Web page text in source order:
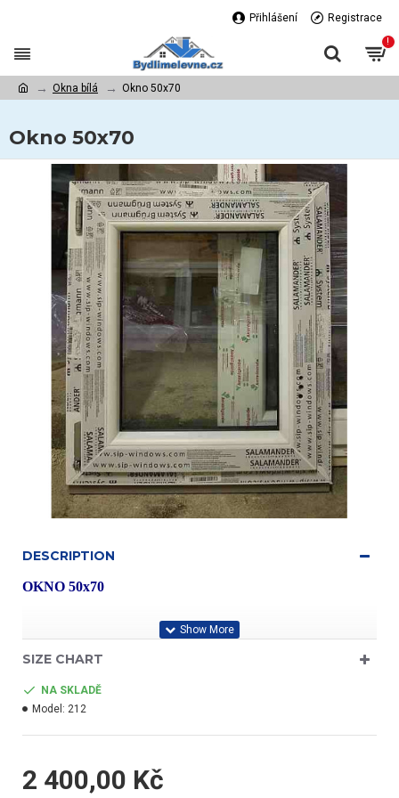
Přihlášení Registrace
!
Okna bílá Okno 50x70
Okno 50x70
DESCRIPTION
OKNO 50x70
Aluplast ID4000
- kování Winghaus - špička v oboru
SIZE CHART
NA SKLADĚ
Model: 212
2 400,00 Kč